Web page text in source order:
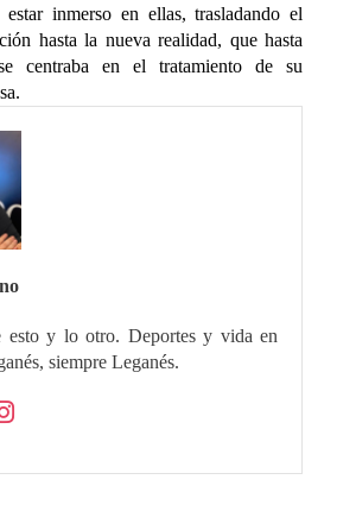
estar inmerso en ellas, trasladando el
hasta la nueva realidad, que hasta
centraba en el tratamiento de su
esto y lo otro. Deportes y vida en
siempre Leganés.